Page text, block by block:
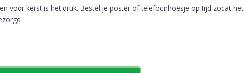
voor kerst is het druk. Bestel je poster of telefoonhoesje op tijd zodat het